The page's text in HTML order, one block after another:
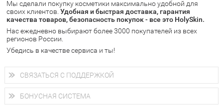
у Вас всегда есть возможность получитьбесплатную
доставку от HolySkin.
подробнее об условиях доставки и оплаты в Вашем городе
Мы сделали покупку косметики максимально удобной для
своих клиентов. Удобная и быстрая доставка, гарантия
качества товаров, безопасность покупок - все это HolySkin.
Нас ежедневно выбирают более 3000 покупателей из всех
регионов России.
Убедись в качестве сервиса и ты!
СВЯЗАТЬСЯ С ПОДДЕРЖКОЙ
+7 (800) 707-24-55
Мы будем рады ответить на все Ваши вопросы по работе
магазина, проконсультировать по товарам, рассказать о
БОНУСНАЯ СИСТЕМА